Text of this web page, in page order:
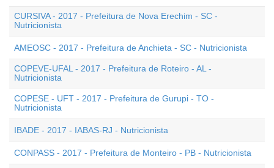
CURSIVA - 2017 - Prefeitura de Nova Erechim - SC -
Nutricionista
AMEOSC - 2017 - Prefeitura de Anchieta - SC - Nutricionista
COPEVE-UFAL - 2017 - Prefeitura de Roteiro - AL -
Nutricionista
COPESE - UFT - 2017 - Prefeitura de Gurupi - TO -
Nutricionista
IBADE - 2017 - IABAS-RJ - Nutricionista
CONPASS - 2017 - Prefeitura de Monteiro - PB - Nutricionista